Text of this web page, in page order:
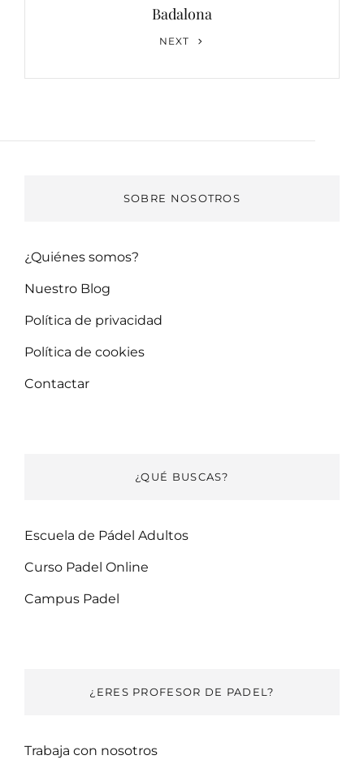
Badalona
NEXT
SOBRE NOSOTROS
¿Quiénes somos?
Nuestro Blog
Política de privacidad
Política de cookies
Contactar
¿QUÉ BUSCAS?
Escuela de Pádel Adultos
Curso Padel Online
Campus Padel
¿ERES PROFESOR DE PADEL?
Trabaja con nosotros